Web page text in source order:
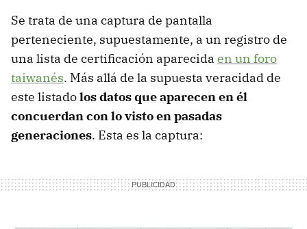
Se trata de una captura de pantalla
perteneciente, supuestamente, a un registro de
una lista de certificación aparecida en un foro
taiwanés. Más allá de la supuesta veracidad de
este listadolos datos que aparecen en él
concuerdan con lo visto en pasadas
generaciones. Esta es la captura: